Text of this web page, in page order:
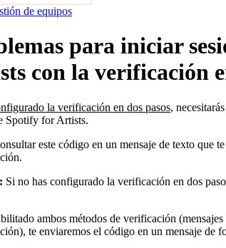
de equipos
para iniciar
con la verificación
la verificación en dos pasos,
Spotify for Artists.
este código en un mensaje de texto que
Si no has configurado la verificación en dos
ambos métodos de verificación
te enviaremos el código en un mensaje de